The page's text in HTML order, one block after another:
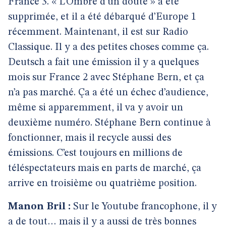
France 3. « L’Ombre d’un doute » a été
supprimée, et il a été débarqué d’Europe 1
récemment. Maintenant, il est sur Radio
Classique. Il y a des petites choses comme ça.
Deutsch a fait une émission il y a quelques
mois sur France 2 avec Stéphane Bern, et ça
n’a pas marché. Ça a été un échec d’audience,
même si apparemment, il va y avoir un
deuxième numéro. Stéphane Bern continue à
fonctionner, mais il recycle aussi des
émissions. C’est toujours en millions de
téléspectateurs mais en parts de marché, ça
arrive en troisième ou quatrième position.
Manon Bril : Sur le Youtube francophone, il y
a de tout… mais il y a aussi de très bonnes